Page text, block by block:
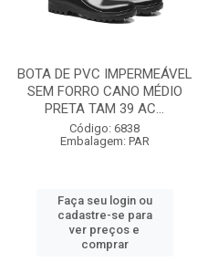
BOTA DE PVC IMPERMEÁVEL
SEM FORRO CANO MÉDIO
PRETA TAM 39 AC...
Código: 6838
Embalagem: PAR
Faça seu login ou
cadastre-se para
ver preços e
comprar